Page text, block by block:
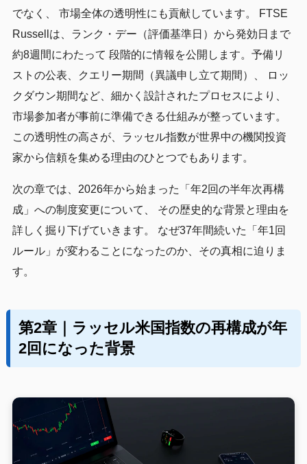
でなく、 市場全体の透明性にも貢献しています。 FTSE
Russellは、ランク・デー（評価基準日）から発効日まで
約8週間にわたって 段階的に情報を公開します。予備リ
ストの公表、クエリー期間（異議申し立て期間）、 ロッ
クダウン期間など、細かく設計されたプロセスにより、
市場参加者が事前に準備できる仕組みが整っています。
この透明性の高さが、ラッセル指数が世界中の機関投資
家から信頼を集める理由のひとつでもあります。
次の章では、2026年から始まった「年2回の半年次再構
成」への制度変更について、 その歴史的な背景と理由を
詳しく掘り下げていきます。 なぜ37年間続いた「年1回
ルール」が変わることになったのか、その真相に迫りま
す。
第2章｜ラッセル米国指数の再構成が年
2回になった背景